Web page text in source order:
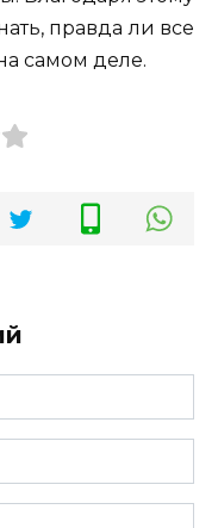
правда ли все
самом деле.